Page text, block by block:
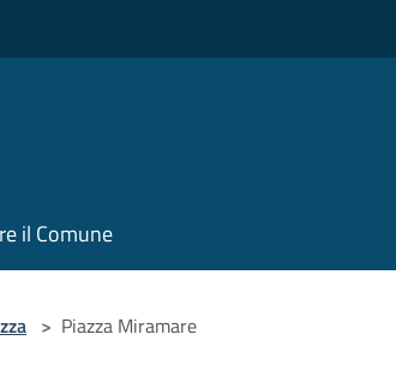
il Comune
> Piazza Miramare